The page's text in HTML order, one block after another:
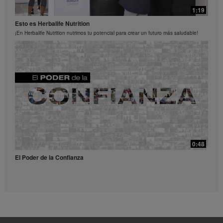
prohibido. Herbalife puede solicitarle que deje de usar
los Videos en cualquier momento.
Siente más energía y controla tu apetito
Siente más energía y controla tu apetito
39:14
¿Qué son y para qué sirven los antioxidantes?
¿Qué son y para qué sirven los antioxidantes?
Receta Té Lift - Video para redes sociales
Prueba esta refrescante receta con Liftoff.
1:19
Esto es Herbalife Nutrition
¡En Herbalife Nutrition nutrimos tu potencial para crear un futuro más saludable!
0:48
El Poder de la Confianza